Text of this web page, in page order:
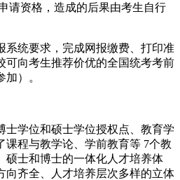
请资格，造成的后果由考生自行
系统要求，完成网报缴费、打印准
可向考生推荐价优的全国统考考前
）。
士学位和硕士学位授权点、教育学
课程与教学论、学前教育等 7个教
硕士和博士的一体化人才培养体
向齐全、人才培养层次多样的立体